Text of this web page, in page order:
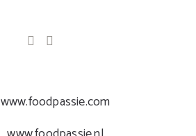
www.foodpassie.com